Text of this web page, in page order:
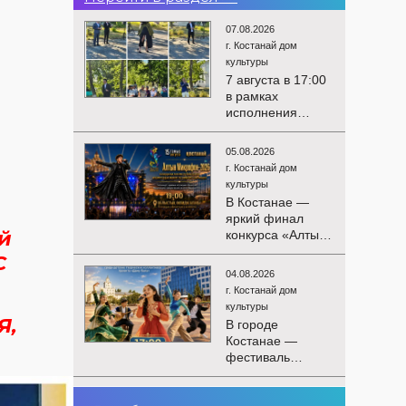
07.08.2026
г. Костанай дом
культуры
7 августа в 17:00
в рамках
исполнения
показателей КРІ в
соответствии с
утверждённым
состоялся
выездной концерт
посвященной
экологической
акции «Таза
Казахстан». в
Мендыкаринский
район (п. Красная
Пресня)
05.08.2026
г. Костанай дом
культуры
В Костанае —
яркий финал
конкурса «Алтын
Микрофон-2026»!
15 августа
состоятся
церемония
награждения
победителей и
гала-концерт
Международного
конкурса
04.08.2026
г. Костанай дом
культуры
В городе
Костанае —
фестиваль
детского
творчества